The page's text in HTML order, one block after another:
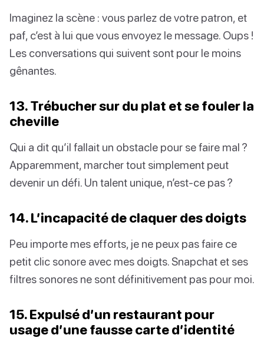
Imaginez la scène : vous parlez de votre patron, et
paf, c’est à lui que vous envoyez le message. Oups !
Les conversations qui suivent sont pour le moins
gênantes.
13. Trébucher sur du plat et se fouler la
cheville
Qui a dit qu’il fallait un obstacle pour se faire mal ?
Apparemment, marcher tout simplement peut
devenir un défi. Un talent unique, n’est-ce pas ?
14. L’incapacité de claquer des doigts
Peu importe mes efforts, je ne peux pas faire ce
petit clic sonore avec mes doigts. Snapchat et ses
filtres sonores ne sont définitivement pas pour moi.
15. Expulsé d’un restaurant pour
usage d’une fausse carte d’identité